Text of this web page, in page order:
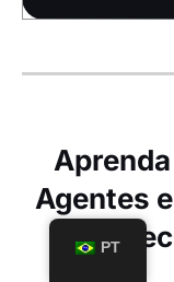
Agentes
PT